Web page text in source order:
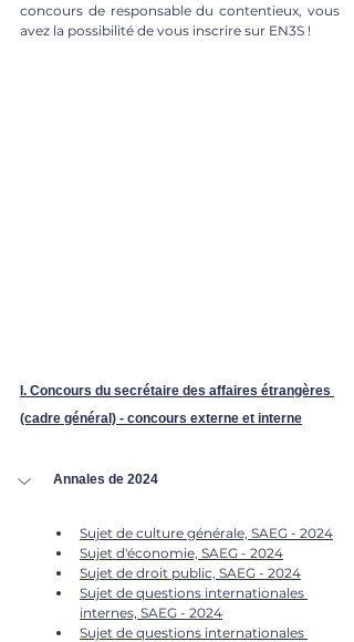
concours de responsable du contentieux, vous
avez la possibilité de vous inscrire sur EN3S !
I. Concours du secrétaire des affaires étrangères
(cadre général) - concours externe et interne
Annales de 2024
Sujet de culture générale, SAEG - 2024
Sujet d'économie, SAEG - 2024
Sujet de droit public, SAEG - 2024
Sujet de questions internationales
internes, SAEG - 2024
Sujet de questions internationales